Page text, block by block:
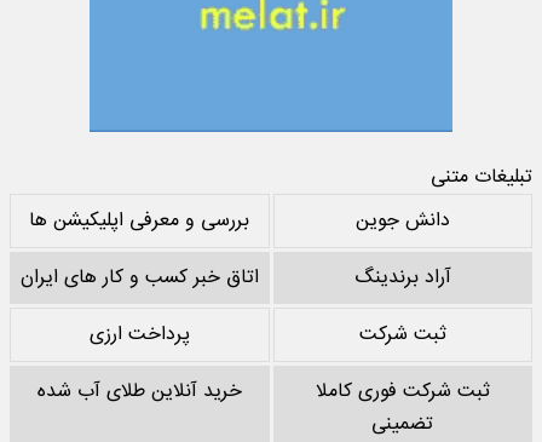
تبلیغات متنی
دانش جوین
بررسی و معرفی اپلیکیشن ها
آراد برندینگ
اتاق خبر کسب و کار های ایران
ثبت شرکت
پرداخت ارزی
ثبت شرکت فوری کاملا
تضمینی
خرید آنلاین طلای آب شده